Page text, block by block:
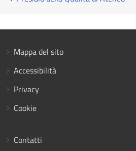
Mappa del sito
Accessibilità
Privacy
Cookie
Contatti